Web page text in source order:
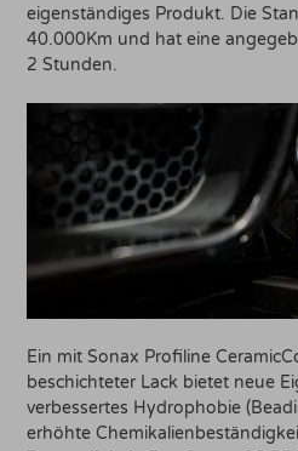
eigenständiges Produkt. Die
40.000Km und hat eine
2 Stunden.
Ein mit Sonax Profiline
beschichteter Lack bietet neue
verbessertes Hydrophobie
erhöhte